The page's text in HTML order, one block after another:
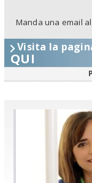
Manda una email al
Visita la
QUI